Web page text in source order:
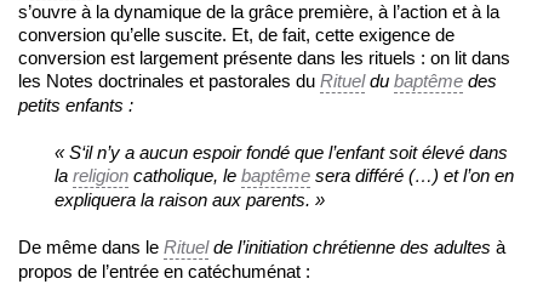
s’ouvre à la dynamique de la grâce première, à l’action et à la
conversion qu’elle suscite. Et, de fait, cette exigence de
conversion est largement présente dans les rituels : on lit dans
les Notes doctrinales et pastorales du Ritueldu baptême des
petits enfants :
«S‘il n’y a aucun espoir fondé que l’enfant soit élevé dans
la religion catholique, le baptême sera différé (…) et l’on en
expliquera la raison aux parents. »
De même dans le Rituelde l’initiation chrétienne des adultes à
propos de l’entrée en catéchuménat :